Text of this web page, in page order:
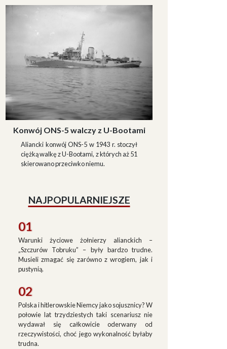
Konwój ONS-5 walczy z U-Bootami
Aliancki konwój ONS-5 w 1943 r. stoczył
ciężką walkę z U-Bootami, z których aż 51
skierowano przeciwko niemu.
NAJPOPULARNIEJSZE
01
Warunki życiowe żołnierzy alianckich –
„Szczurów Tobruku” – były bardzo trudne.
Musieli zmagać się zarówno z wrogiem, jak i
pustynią.
02
Polska i hitlerowskie Niemcy jako sojusznicy? W
połowie lat trzydziestych taki scenariusz nie
wydawał się całkowicie oderwany od
rzeczywistości, choć jego wykonalność byłaby
trudna.